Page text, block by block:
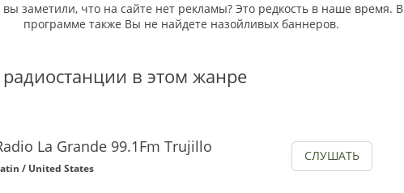
вы заметили, что на сайте нет рекламы? Это редкость в наше время. В
программе также Вы не найдете назойливых баннеров.
в этом жанре
La Grande 99.1Fm Trujillo
/ United States
СЛУШАТЬ